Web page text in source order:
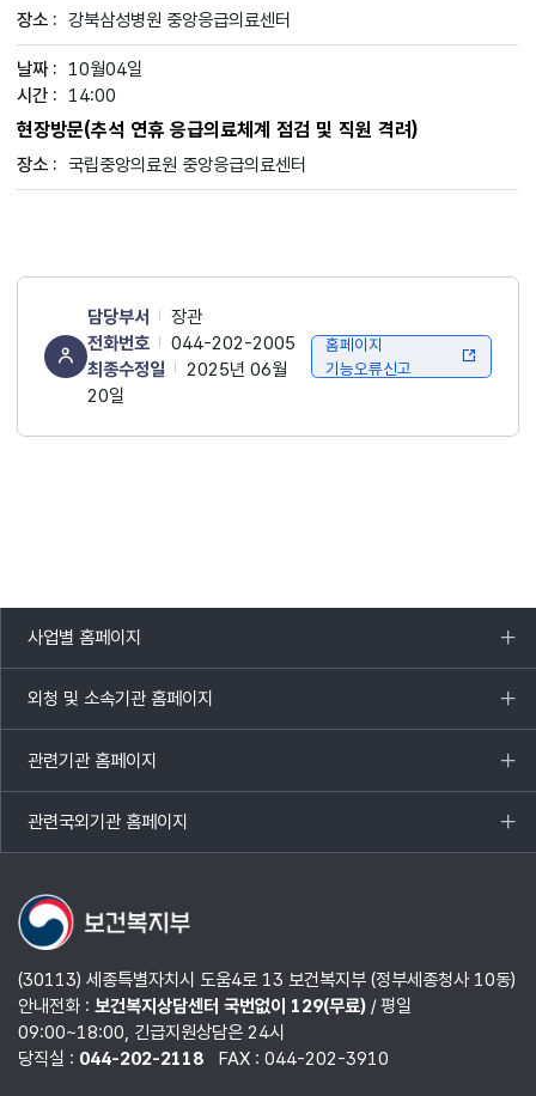
강북삼성병원 중앙응급의료센터
10월04일
14:00
현장방문(추석 연휴 응급의료체계 점검 및 직원 격려)
국립중앙의료원 중앙응급의료센터
담당부서
장관
전화번호
044-202-2005
최종수정일
2025년 06월
20일
홈페이지
기능오류신고
사업별 홈페이지
목록
열기
외청 및 소속기관 홈페이지
목록
열기
관련기관 홈페이지
목록
열기
관련국외기관 홈페이지
목록
열기
(30113) 세종특별자치시 도움4로 13 보건복지부 (정부세종청사 10동)
안내전화 : 보건복지상담센터 국번없이 129(무료)/ 평일
09:00~18:00, 긴급지원상담은 24시
당직실 : 044-202-2118 FAX : 044-202-3910